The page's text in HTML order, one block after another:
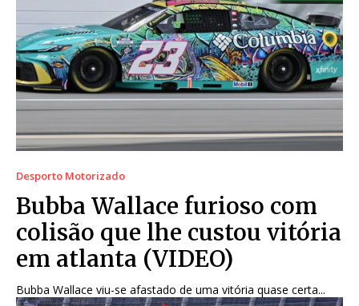
Desporto Motorizado
Bubba Wallace furioso com
colisão que lhe custou vitória
em atlanta (VIDEO)
Bubba Wallace viu-se afastado de uma vitória quase certa...